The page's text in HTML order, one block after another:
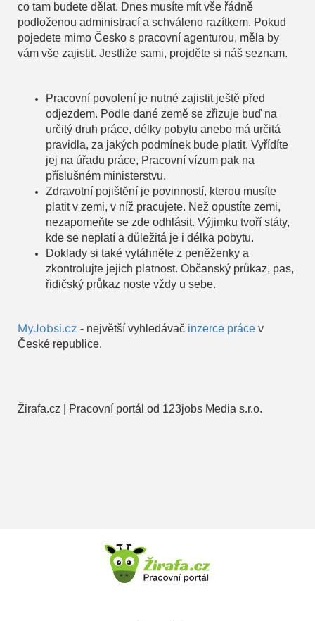
co tam budete dělat. Dnes musíte mít vše řádně
podloženou administrací a schváleno razítkem. Pokud
pojedete mimo Česko s pracovní agenturou, měla by
vám vše zajistit. Jestliže sami, projděte si náš seznam.
Pracovní povolení je nutné zajistit ještě před
odjezdem. Podle dané země se zřizuje buď na
určitý druh práce, délky pobytu anebo má určitá
pravidla, za jakých podmínek bude platit. Vyřídíte
jej na úřadu práce, Pracovní vízum pak na
příslušném ministerstvu.
Zdravotní pojištění je povinností, kterou musíte
platit v zemi, v níž pracujete. Než opustíte zemi,
nezapomeňte se zde odhlásit. Výjimku tvoří státy,
kde se neplatí a důležitá je i délka pobytu.
Doklady si také vytáhněte z peněženky a
zkontrolujte jejich platnost. Občanský průkaz, pas,
řidičský průkaz noste vždy u sebe.
MyJobsi.cz - největší vyhledávač inzerce práce v
České republice.
Žirafa.cz | Pracovní portál od 123jobs Media s.r.o.